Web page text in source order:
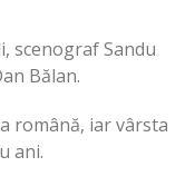
scenograf Sandu
Bălan.
română, iar vârsta
ani.